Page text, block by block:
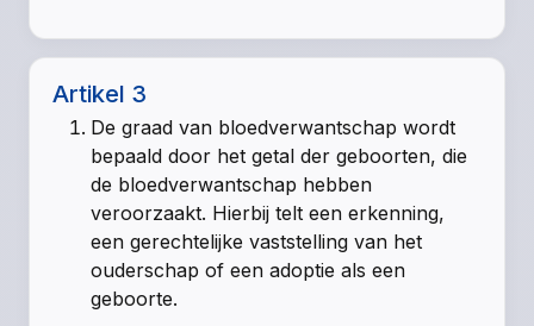
Artikel 3
De graad van bloedverwantschap wordt
bepaald door het getal der geboorten, die
de bloedverwantschap hebben
veroorzaakt. Hierbij telt een erkenning,
een gerechtelijke vaststelling van het
ouderschap of een adoptie als een
geboorte.